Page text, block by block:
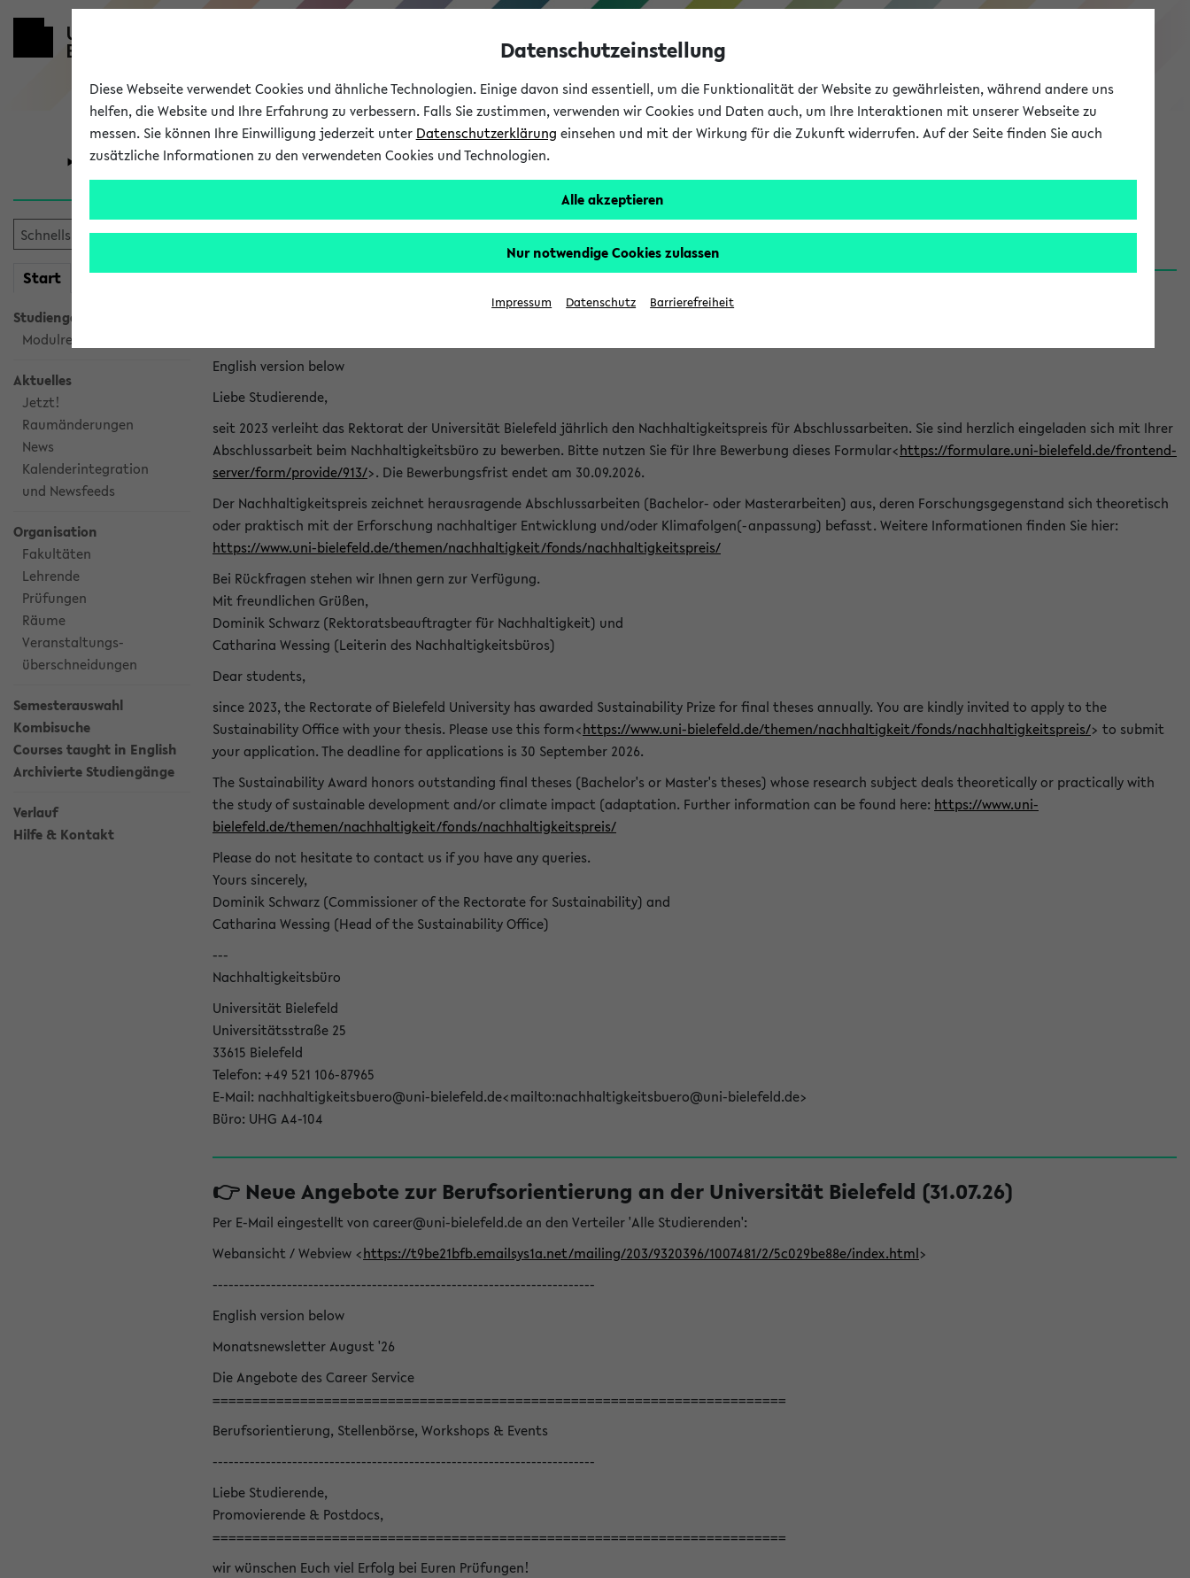
eKVV
Universität Forschung Studium
Start meineKVV
Studiengangsauswahl
Modulrecherche
Aktuelles
Jetzt!
Raumänderungen
News
Kalenderintegration
und Newsfeeds
Organisation
Fakultäten
Lehrende
Prüfungen
Räume
Veranstaltungs-
überschneidungen
Semesterauswahl
Kombisuche
Courses taught in English
Archivierte Studiengänge
Verlauf
Hilfe & Kontakt
eKVV News
Nachhaltigkeitspreis 2026: Bewerbungsphase gestartet (06.08.26)
English version below
Liebe Studierende,
seit 2023 verleiht das Rektorat der Universität Bielefeld jährlich den Nachhaltigkeitspreis für Abschlussarbeiten. Sie sind herzlich eingeladen sich mit Ihrer
Abschlussarbeit beim Nachhaltigkeitsbüro zu bewerben. Bitte nutzen Sie für Ihre Bewerbung dieses Formular<https://formulare.uni-bielefeld.de/frontend-
server/form/provide/913/>. Die Bewerbungsfrist endet am 30.09.2026.
Der Nachhaltigkeitspreis zeichnet herausragende Abschlussarbeiten (Bachelor- oder Masterarbeiten) aus, deren Forschungsgegenstand sich theoretisch
oder praktisch mit der Erforschung nachhaltiger Entwicklung und/oder Klimafolgen(-anpassung) befasst. Weitere Informationen finden Sie hier:
https://www.uni-bielefeld.de/themen/nachhaltigkeit/fonds/nachhaltigkeitspreis/
Bei Rückfragen stehen wir Ihnen gern zur Verfügung.
Mit freundlichen Grüßen,
Dominik Schwarz (Rektoratsbeauftragter für Nachhaltigkeit) und
Catharina Wessing (Leiterin des Nachhaltigkeitsbüros)
Dear students,
since 2023, the Rectorate of Bielefeld University has awarded Sustainability Prize for final theses annually. You are kindly invited to apply to the
Sustainability Office with your thesis. Please use this form<https://www.uni-bielefeld.de/themen/nachhaltigkeit/fonds/nachhaltigkeitspreis/> to submit
your application. The deadline for applications is 30 September 2026.
The Sustainability Award honors outstanding final theses (Bachelor's or Master's theses) whose research subject deals theoretically or practically with
the study of sustainable development and/or climate impact (adaptation. Further information can be found here: https://www.uni-
bielefeld.de/themen/nachhaltigkeit/fonds/nachhaltigkeitspreis/
Please do not hesitate to contact us if you have any queries.
Yours sincerely,
Dominik Schwarz (Commissioner of the Rectorate for Sustainability) and
Catharina Wessing (Head of the Sustainability Office)
---
Nachhaltigkeitsbüro
Universität Bielefeld
Universitätsstraße 25
33615 Bielefeld
Telefon: +49 521 106-87965
E-Mail: nachhaltigkeitsbuero@uni-bielefeld.de<mailto:nachhaltigkeitsbuero@uni-bielefeld.de>
Büro: UHG A4-104
👉 Neue Angebote zur Berufsorientierung an der Universität Bielefeld (31.07.26)
Per E-Mail eingestellt von career@uni-bielefeld.de an den Verteiler 'Alle Studierenden':
Webansicht / Webview <https://t9be21bfb.emailsys1a.net/mailing/203/9320396/1007481/2/5c029be88e/index.html>
------------------------------------------------------------------------
English version below
Monatsnewsletter August '26
Die Angebote des Career Service
========================================================================
Berufsorientierung, Stellenbörse, Workshops & Events
------------------------------------------------------------------------
Liebe Studierende,
Promovierende & Postdocs,
========================================================================
wir wünschen Euch viel Erfolg bei Euren Prüfungen!
Datenschutzeinstellung
Diese Webseite verwendet Cookies und ähnliche Technologien. Einige davon sind essentiell, um die Funktionalität der Website zu gewährleisten, während andere uns
helfen, die Website und Ihre Erfahrung zu verbessern. Falls Sie zustimmen, verwenden wir Cookies und Daten auch, um Ihre Interaktionen mit unserer Webseite zu
messen. Sie können Ihre Einwilligung jederzeit unter Datenschutzerklärung einsehen und mit der Wirkung für die Zukunft widerrufen. Auf der Seite finden Sie auch
zusätzliche Informationen zu den verwendeten Cookies und Technologien.
Alle akzeptieren
Nur notwendige Cookies zulassen
Impressum Datenschutz Barrierefreiheit